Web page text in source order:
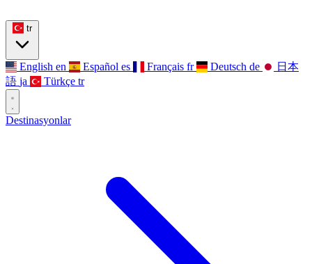
tr
English en Español es Français fr Deutsch de
日本
語 ja Türkçe tr
Destinasyonlar